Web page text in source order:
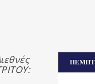
: